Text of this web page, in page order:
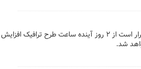
به دلیل شیوع کرونا ساعت طرح ترافیک کاهش پیدا کرده بود. قرار است از ۲ روز آینده ساعت
شد.